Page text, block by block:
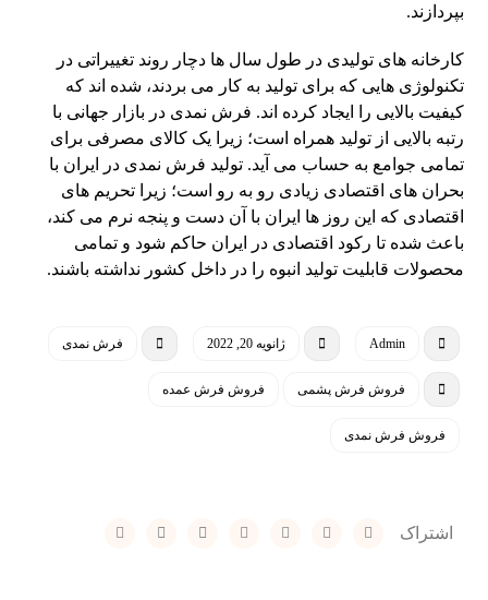
بپردازند.
کارخانه های تولیدی در طول سال ها دچار روند تغییراتی در
تکنولوژی هایی که برای تولید به کار می بردند، شده اند که
کیفیت بالایی را ایجاد کرده اند. فرش نمدی در بازار جهانی با
رتبه بالایی از تولید همراه است؛ زیرا یک کالای مصرفی برای
تمامی جوامع به حساب می آید. تولید فرش نمدی در ایران با
بحران های اقتصادی زیادی رو به رو است؛ زیرا تحریم های
اقتصادی که این روز ها ایران با آن دست و پنجه نرم می کند،
باعث شده تا رکود اقتصادی در ایران حاکم شود و تمامی
محصولات قابلیت تولید انبوه را در داخل کشور نداشته باشند.
Admin ژانویه 20, 2022 فرش نمدی
فروش فرش پشمی فروش فرش عمده
فروش فرش نمدی